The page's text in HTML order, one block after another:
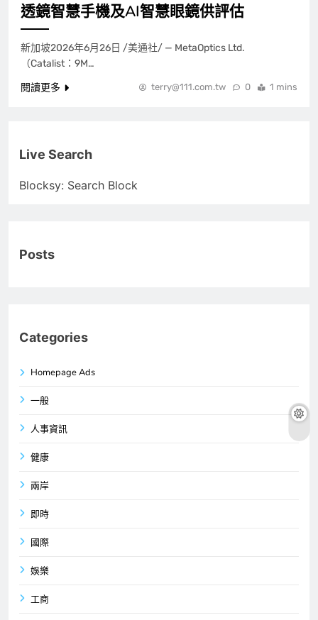
透鏡智慧手機及AI智慧眼鏡供評估
新加坡2026年6月26日 /美通社/ — MetaOptics Ltd.
（Catalist：9M…
閱讀更多
terry@111.com.tw 0 1 mins
Live Search
Blocksy: Search Block
Posts
Categories
Homepage Ads
一般
人事資訊
健康
兩岸
即時
國際
娛樂
工商